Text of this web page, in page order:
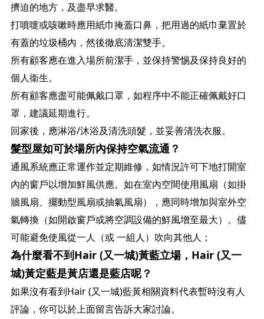
擠迫的地方，及盡早求醫。
打噴嚏或咳嗽時應用紙巾掩蓋口鼻，把用過的紙巾棄置於
有蓋的垃圾桶內，然後徹底清潔雙手。
所有顧客應在進入場所前潔手，並保持警惕及保持良好的
個人衞生。
所有顧客應盡可能佩戴口罩，如程序中不能正確佩戴好口
罩，建議延期進行。
回家後，應淋浴/沐浴及清洗頭髮，並妥善清洗衣服。
髮型屋如可於場所內保持空氣流通？
通風系統應正常運作並定期維修，如情況許可下地打開室
內的窗戶以增加鮮風供應。如在室內空間使用風扇（如掛
牆風扇、擺動型風扇或抽氣風扇），應同時增加與室外空
氣轉換（如開啟窗戶或將空調設備的鮮風增至最大）。儘
可能避免使風從一人（或 一組人）吹向其他人；
為什麼看不到Hair (又一城)黃藍立場，Hair (又一
城)黃定藍是黃店還是藍店呢？
如果沒有看到Hair (又一城)藍黃相關資料代表暫時沒有人
評論，你可以於上面留言告訴大家討論。